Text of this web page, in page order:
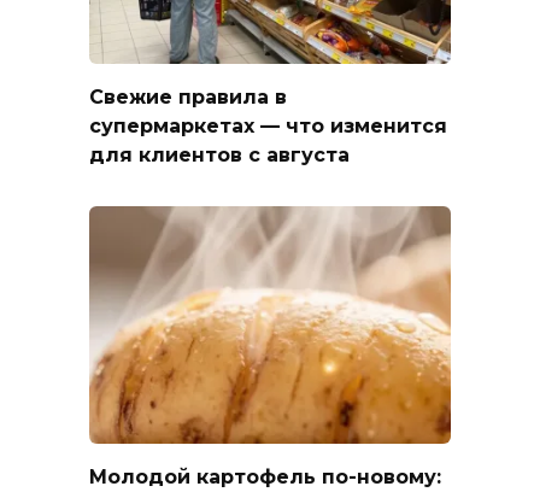
Свежие правила в
супермаркетах — что изменится
для клиентов с августа
Молодой картофель по-новому: